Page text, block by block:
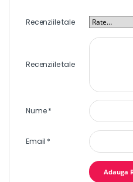
Recenziile tale
Recenziile tale
Nume*
Email *